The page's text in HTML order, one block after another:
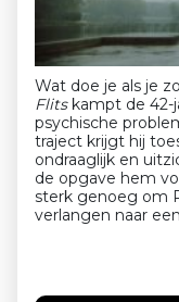
Wat doe je als je
Flitskampt de 42-
psychische
traject krijgt hij
ondraaglijk en
de opgave hem
sterk genoeg om
verlangen naar